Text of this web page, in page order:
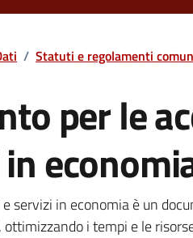
/ Statuti e regolamenti
per le
servizi in economia è un
i tempi e le